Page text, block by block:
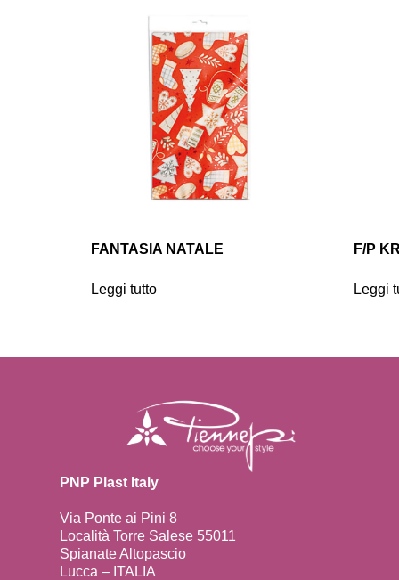
FANTASIA NATALE
Leggi tutto
F/P
Leggi
PNP Plast Italy
Via Ponte ai Pini 8
Località Torre Salese 55011
Spianate Altopascio
Lucca – ITALIA